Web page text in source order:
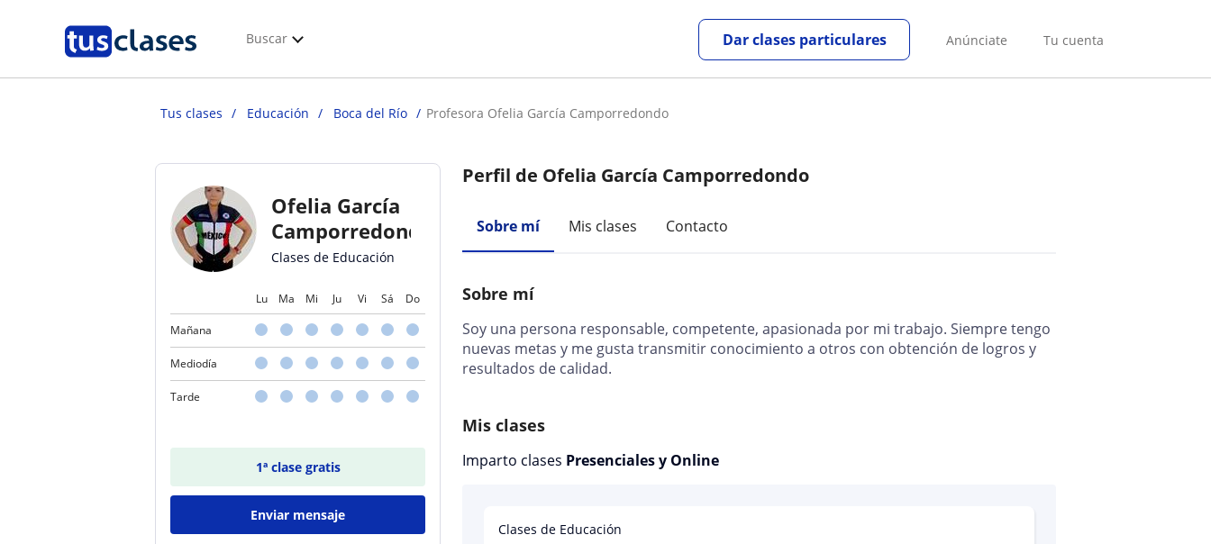
Buscar Anúnciate Tu cuenta
Dar clases particulares
Tus clases Educación Boca del Río Profesora Ofelia García Camporredondo
Ofelia García
Camporredondo
Clases de Educación
Lu Ma Mi Ju Vi Sá Do
Mañana
Mediodía
Tarde
1ª clase gratis
Enviar mensaje
Perfil de Ofelia García Camporredondo
Sobre mí Mis clases Contacto
Sobre mí
Soy una persona responsable, competente, apasionada por mi trabajo. Siempre tengo
nuevas metas y me gusta transmitir conocimiento a otros con obtención de logros y
resultados de calidad.
Mis clases
Imparto clases Presenciales y Online
Clases de Educación